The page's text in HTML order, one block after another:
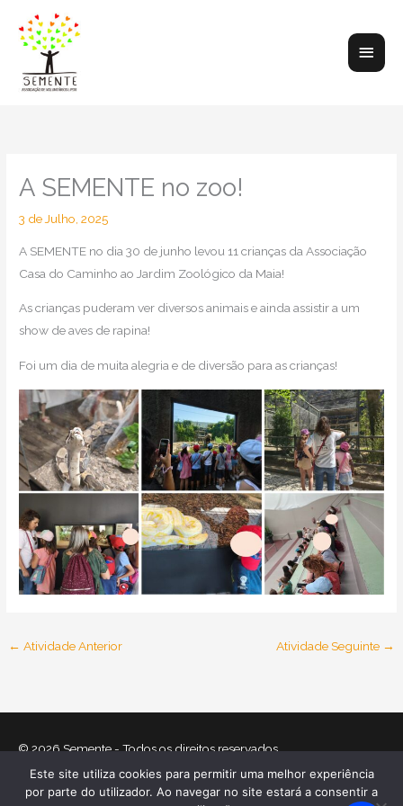
content
Main
A SEMENTE no zoo!
3 de Julho, 2025
A SEMENTE no dia 30 de junho levou 11 crianças da Associação
Casa do Caminho ao Jardim Zoológico da Maia!
As crianças puderam ver diversos animais e ainda assistir a um
show de aves de rapina!
Foi um dia de muita alegria e de diversão para as crianças!
← Atividade Anterior Atividade Seguinte →
© 2026Semente- Todos os direitos reservados
Home O que nos move Equipa Atividades
Relatórios
Este site utiliza cookies para permitir uma melhor experiência
por parte do utilizador. Ao navegar no site estará a consentir a